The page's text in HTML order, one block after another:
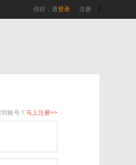
你好，请登录 注册
账号？ 马上注册>>